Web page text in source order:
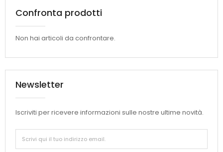
Confronta prodotti
Non hai articoli da confrontare.
Newsletter
Iscriviti per ricevere informazioni sulle nostre ultime novità.